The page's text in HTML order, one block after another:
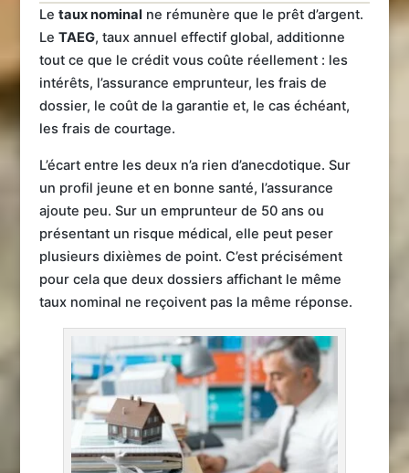
Le taux nominal ne rémunère que le prêt d’argent.
Le TAEG, taux annuel effectif global, additionne
tout ce que le crédit vous coûte réellement : les
intérêts, l’assurance emprunteur, les frais de
dossier, le coût de la garantie et, le cas échéant,
les frais de courtage.
L’écart entre les deux n’a rien d’anecdotique. Sur
un profil jeune et en bonne santé, l’assurance
ajoute peu. Sur un emprunteur de 50 ans ou
présentant un risque médical, elle peut peser
plusieurs dixièmes de point. C’est précisément
pour cela que deux dossiers affichant le même
taux nominal ne reçoivent pas la même réponse.